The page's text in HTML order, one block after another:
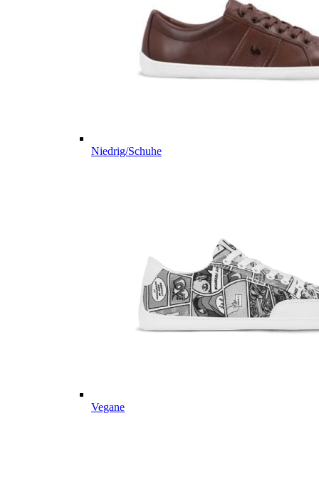
Niedrig/Schuhe
Vegane